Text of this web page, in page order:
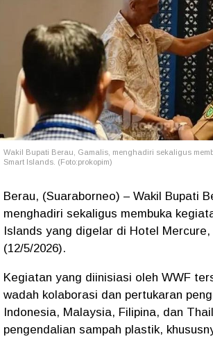
Wakil Bupati Berau, Gamalis, menghadiri sekaligus
Smart Islands. (Foto:prokopim)
Berau, (Suaraborneo) – Wakil Bupati
menghadiri sekaligus membuka
Islands yang digelar di Hotel
(12/5/2026).
Kegiatan yang diinisiasi oleh WWF
wadah kolaborasi dan pertukaran
Indonesia, Malaysia, Filipina, dan
pengendalian sampah plastik,